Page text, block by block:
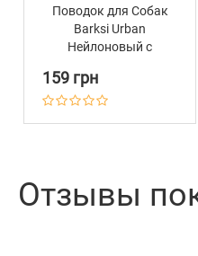
Поводок для Собак
Barksi Urban
Нейлоновый с
Карабином Antiq
Вышиванка Зеленый
159 грн
Отзывы